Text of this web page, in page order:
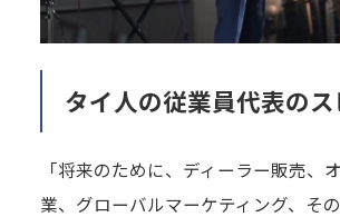
タイ人の従業員代表の
「将来のために、ディーラー販売、
業、グローバルマーケティング、そ